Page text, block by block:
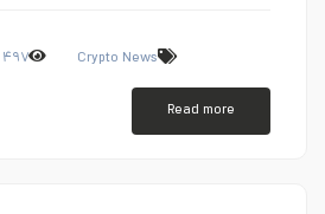
۴۹۷ Crypto News
Read more